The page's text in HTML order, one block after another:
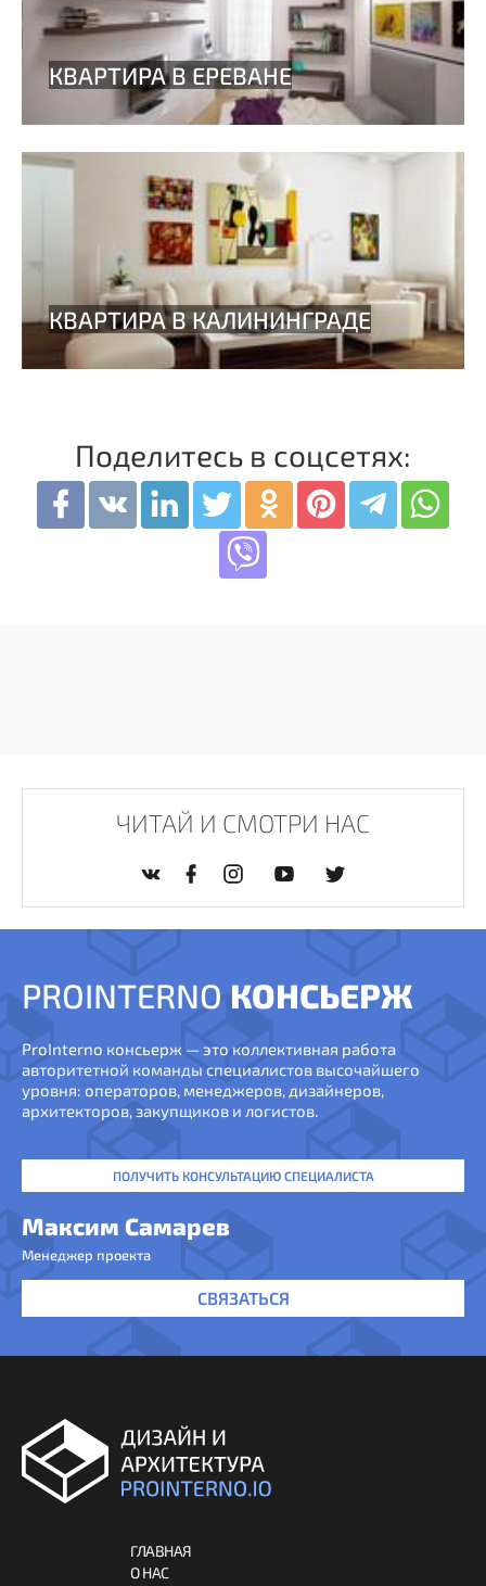
Поделитесь в соцсетях:
ЧИТАЙ И СМОТРИ НАС
PROINTERNO КОНСЬЕРЖ
ProInterno консьерж — это коллективная работа
авторитетной команды специалистов высочайшего
уровня: операторов, менеджеров, дизайнеров,
архитекторов, закупщиков и логистов.
ПОЛУЧИТЬ КОНСУЛЬТАЦИЮ СПЕЦИАЛИСТА
Максим Самарев
Менеджер проекта
СВЯЗАТЬСЯ
ГЛАВНАЯ
О НАС